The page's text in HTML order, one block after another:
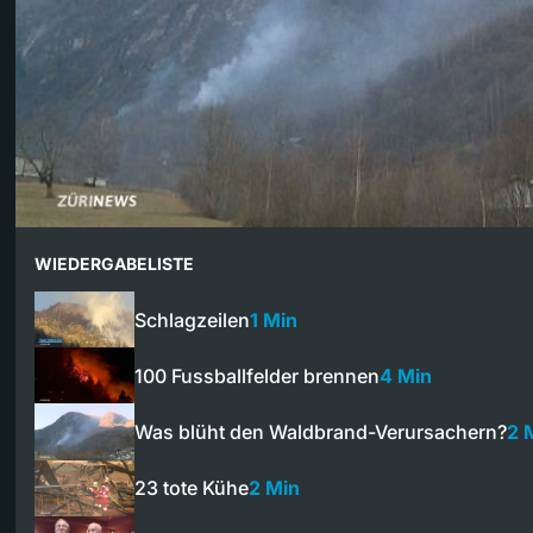
WIEDERGABELISTE
Schlagzeilen1 Min
100 Fussballfelder brennen4 Min
Was blüht den Waldbrand-Verursachern?2
23 tote Kühe2 Min